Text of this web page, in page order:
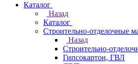
Каталог
Назад
Каталог
Строительно-отделочные
Назад
Строительно-
Гипсокартон, ГВЛ